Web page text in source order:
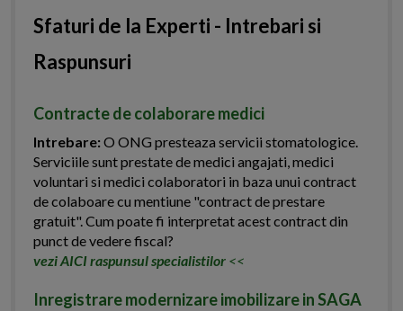
Sfaturi de la Experti - Intrebari si
Raspunsuri
Contracte de colaborare medici
Intrebare:O ONG presteaza servicii stomatologice.
Serviciile sunt prestate de medici angajati, medici
voluntari si medici colaboratori in baza unui contract
de colaboare cu mentiune "contract de prestare
gratuit". Cum poate fi interpretat acest contract din
punct de vedere fiscal?
vezi AICI raspunsul specialistilor <<
Inregistrare modernizare imobilizare in SAGA